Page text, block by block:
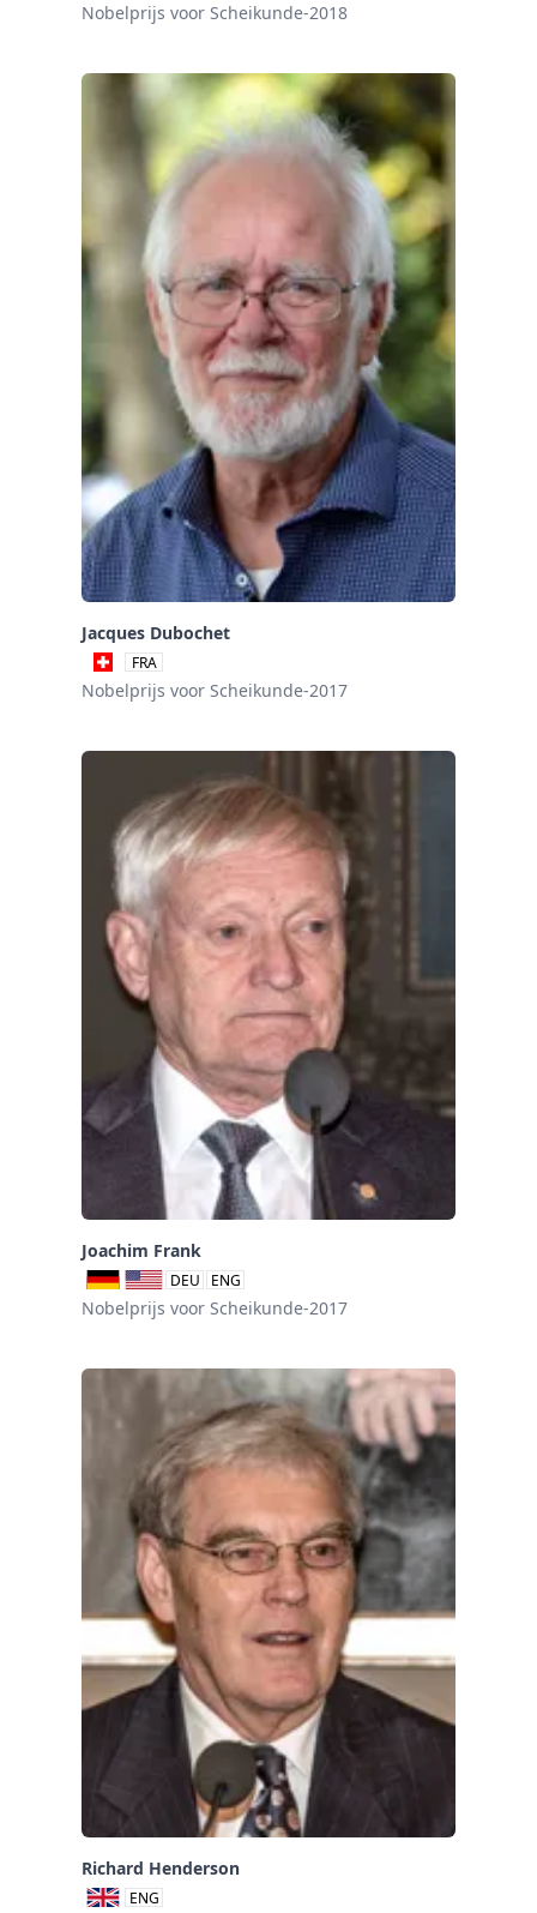
Nobelprijs voor Scheikunde-2018
Jacques Dubochet
FRA
Nobelprijs voor Scheikunde-2017
Joachim Frank
DEU ENG
Nobelprijs voor Scheikunde-2017
Richard Henderson
ENG